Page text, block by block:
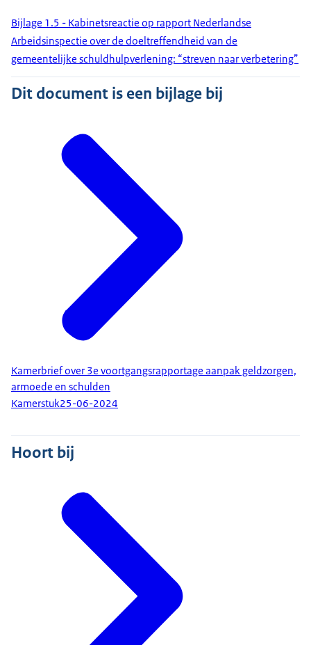
Bijlage 1.5 - Kabinetsreactie op rapport Nederlandse
Arbeidsinspectie over de doeltreffendheid van de
gemeentelijke schuldhulpverlening: “streven naar verbetering”
Dit document is een bijlage bij
Kamerbrief over 3e voortgangsrapportage aanpak geldzorgen,
armoede en schulden
Kamerstuk25-06-2024
Hoort bij